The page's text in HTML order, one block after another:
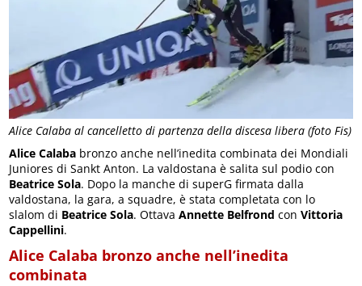
Alice Calaba al cancelletto di partenza della discesa libera (foto Fis)
Alice Calaba bronzo anche nell’inedita combinata dei Mondiali
Juniores di Sankt Anton. La valdostana è salita sul podio con
Beatrice Sola. Dopo la manche di superG firmata dalla
valdostana, la gara, a squadre, è stata completata con lo
slalom di Beatrice Sola. OttavaAnnette Belfrond conVittoria
Cappellini.
Alice Calaba bronzo anche nell’inedita
combinata